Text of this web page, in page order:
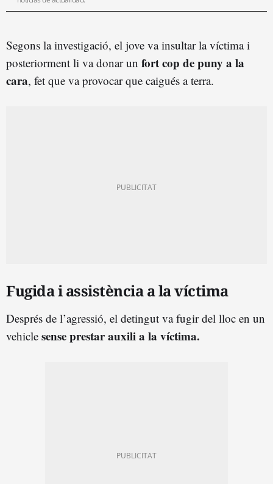
Segons la investigació, el jove va insultar la víctima i
posteriorment li va donar un fort cop de puny a la
cara, fet que va provocar que caigués a terra.
Fugida i assistència a la víctima
Després de l’agressió, el detingut va fugir del lloc en un
vehicle sense prestar auxili a la víctima.